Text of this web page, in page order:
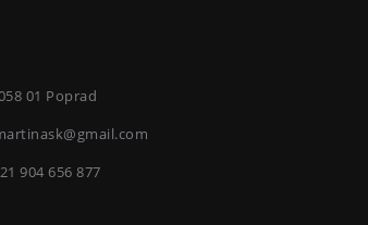
01 Poprad
904 656 877